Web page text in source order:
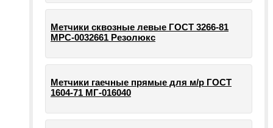
Метчики сквозные левые ГОСТ 3266-81
МРС-0032661 Резолюкс
Метчики гаечные прямые для м/р ГОСТ
1604-71 МГ-016040